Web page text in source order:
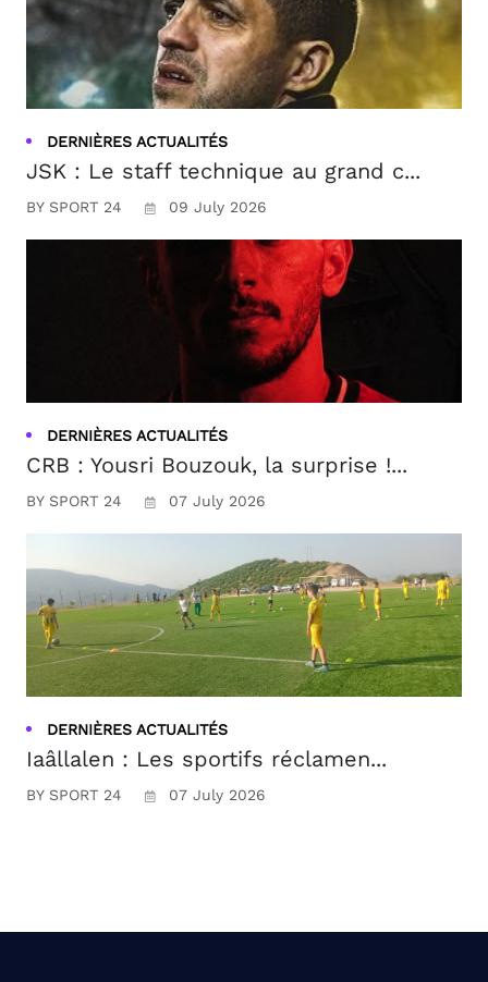
DERNIÈRES ACTUALITÉS
JSK : Le staff technique au grand c...
BY SPORT 24 09 July 2026
DERNIÈRES ACTUALITÉS
CRB : Yousri Bouzouk, la surprise !...
BY SPORT 24 07 July 2026
DERNIÈRES ACTUALITÉS
Iaâllalen : Les sportifs réclamen...
BY SPORT 24 07 July 2026